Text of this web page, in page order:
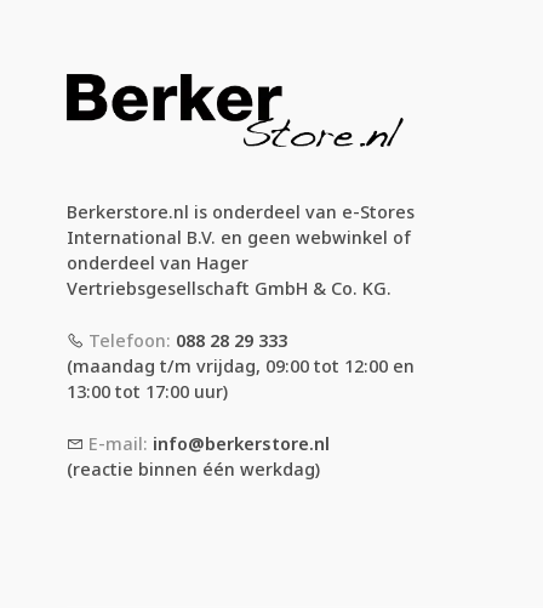
Berkerstore.nl is onderdeel van e-Stores
International B.V. en geen webwinkel of
onderdeel van Hager
Vertriebsgesellschaft GmbH & Co. KG.
Telefoon: 088 28 29 333
(maandag t/m vrijdag, 09:00 tot 12:00 en
13:00 tot 17:00 uur)
E-mail: info@berkerstore.nl
(reactie binnen één werkdag)